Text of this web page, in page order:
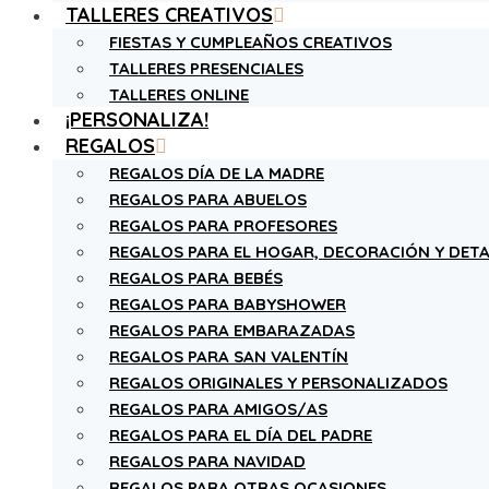
TALLERES CREATIVOS
FIESTAS Y CUMPLEAÑOS CREATIVOS
TALLERES PRESENCIALES
TALLERES ONLINE
¡PERSONALIZA!
REGALOS
REGALOS DÍA DE LA MADRE
REGALOS PARA ABUELOS
REGALOS PARA PROFESORES
REGALOS PARA EL HOGAR, DECORACIÓN Y
REGALOS PARA BEBÉS
REGALOS PARA BABYSHOWER
REGALOS PARA EMBARAZADAS
REGALOS PARA SAN VALENTÍN
REGALOS ORIGINALES Y PERSONALIZADOS
REGALOS PARA AMIGOS/AS
REGALOS PARA EL DÍA DEL PADRE
REGALOS PARA NAVIDAD